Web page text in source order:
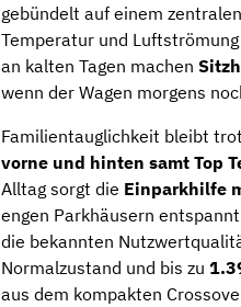
gebündelt auf einem
Temperatur und
an kalten Tagen machen
wenn der Wagen morgens
Familientauglichkeit bleibt
vorne und hinten samt Top
Alltag sorgt die Einparkhilfe
engen Parkhäusern
die bekannten
Normalzustand und bis zu
aus dem kompakten